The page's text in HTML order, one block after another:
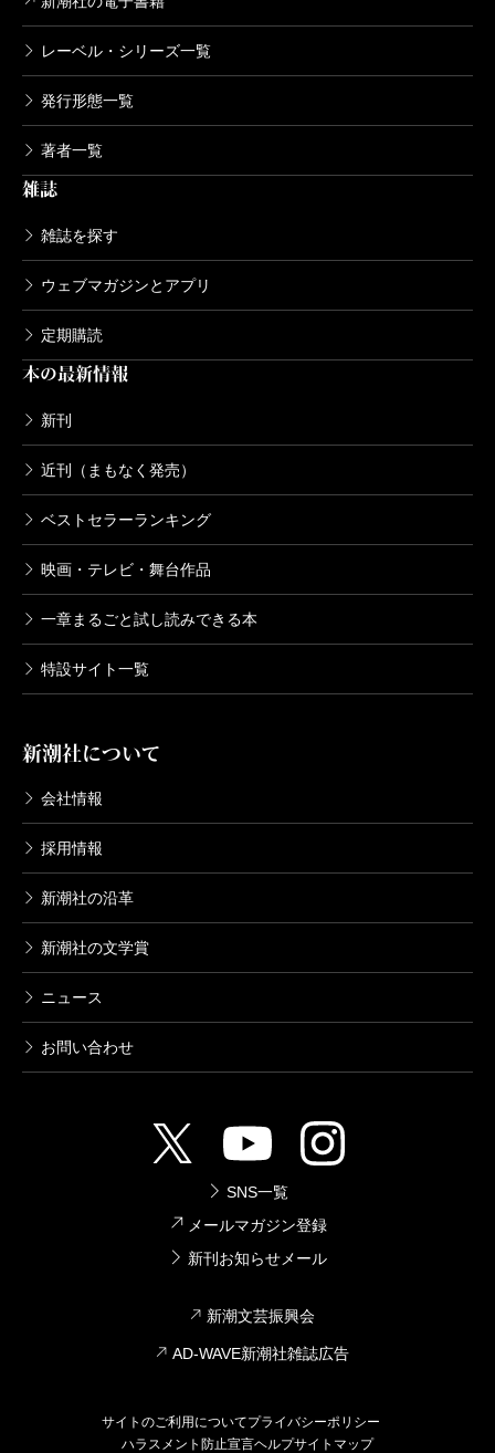
レーベル・シリーズ一覧
発行形態一覧
著者一覧
雑誌
雑誌を探す
ウェブマガジンとアプリ
定期購読
本の最新情報
新刊
近刊（まもなく発売）
ベストセラーランキング
映画・テレビ・舞台作品
一章まるごと試し読みできる本
特設サイト一覧
新潮社について
会社情報
採用情報
新潮社の沿革
新潮社の文学賞
ニュース
お問い合わせ
SNS一覧
メールマガジン登録
新刊お知らせメール
新潮文芸振興会
AD-WAVE新潮社雑誌広告
サイトのご利用についてプライバシーポリシー
ハラスメント防止宣言ヘルプサイトマップ